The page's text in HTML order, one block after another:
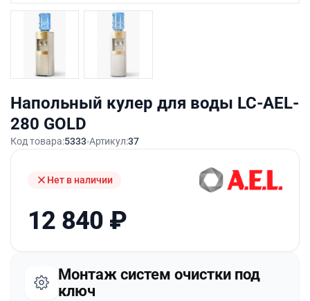
Напольный кулер для воды LC-AEL-
280 GOLD
Код товара:5333 Артикул:37
Нет в наличии
12 840 ₽
Монтаж систем очистки под
ключ